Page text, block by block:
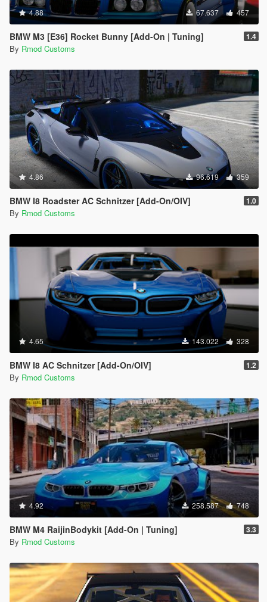
4.88 67.637 457
BMW M3 [E36] Rocket Bunny [Add-On | Tuning] 1.4
By Rmod Customs
4.86 96.619 359
BMW I8 Roadster AC Schnitzer [Add-On/OIV] 1.0
By Rmod Customs
4.65 143.022 328
BMW I8 AC Schnitzer [Add-On/OIV] 1.2
By Rmod Customs
4.92 258.587 748
BMW M4 RaijinBodykit [Add-On | Tuning] 3.3
By Rmod Customs